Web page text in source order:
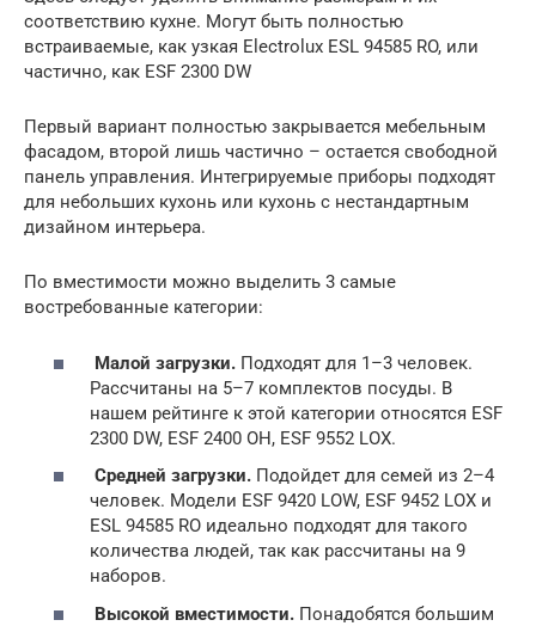
соответствию кухне. Могут быть полностью
встраиваемые, как узкая Electrolux ESL 94585 RO, или
частично, как ESF 2300 DW
Первый вариант полностью закрывается мебельным
фасадом, второй лишь частично – остается свободной
панель управления. Интегрируемые приборы подходят
для небольших кухонь или кухонь с нестандартным
дизайном интерьера.
По вместимости можно выделить 3 самые
востребованные категории:
Малой загрузки. Подходят для 1–3 человек.
Рассчитаны на 5–7 комплектов посуды. В
нашем рейтинге к этой категории относятся ESF
2300 DW, ESF 2400 OH, ESF 9552 LOX.
Средней загрузки. Подойдет для семей из 2–4
человек. Модели ESF 9420 LOW, ESF 9452 LOX и
ESL 94585 RO идеально подходят для такого
количества людей, так как рассчитаны на 9
наборов.
Высокой вместимости. Понадобятся большим